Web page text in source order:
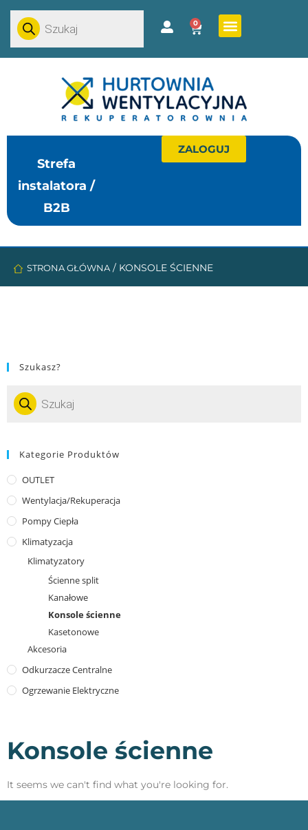
0
Strefa
instalatora /
B2B
ZALOGUJ
STRONA GŁÓWNA / KONSOLE ŚCIENNE
Szukasz?
Kategorie Produktów
OUTLET
Wentylacja/Rekuperacja
Pompy Ciepła
Klimatyzacja
Klimatyzatory
Ścienne split
Kanałowe
Konsole ścienne
Kasetonowe
Akcesoria
Odkurzacze Centralne
Ogrzewanie Elektryczne
Konsole ścienne
It seems we can't find what you're looking for.